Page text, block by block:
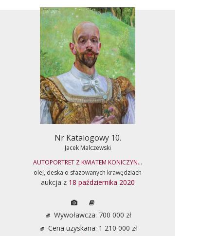
Nr Katalogowy 10.
Jacek Malczewski
AUTOPORTRET Z KWIATEM KONICZYN...
olej, deska o sfazowanych krawędziach
aukcja z 18 października 2020
Wywoławcza: 700 000 zł
Cena uzyskana: 1 210 000 zł